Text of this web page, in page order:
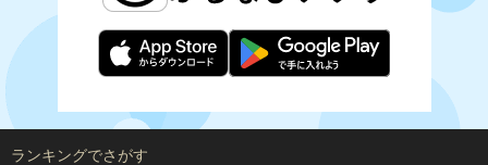
ランキングでさがす